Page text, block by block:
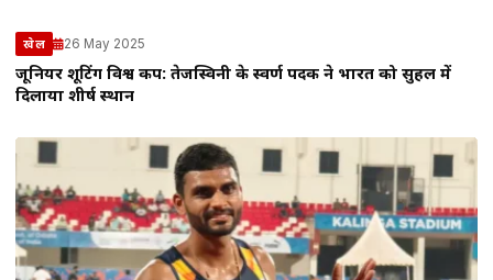
खेल 26 May 2025
जूनियर शूटिंग विश्व कप: तेजस्विनी के स्वर्ण पदक ने भारत को सुहल में
दिलाया शीर्ष स्थान